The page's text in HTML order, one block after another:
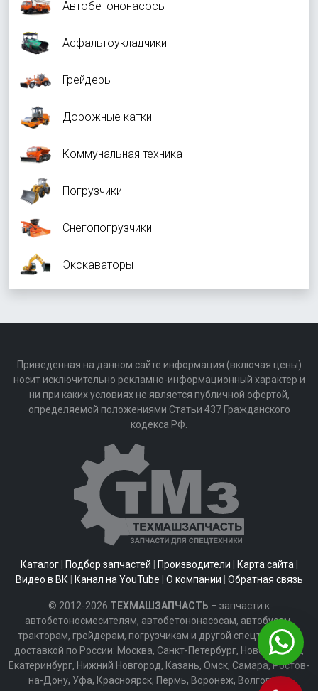
Автобетононасосы
Асфальтоукладчики
Грейдеры
Дорожные катки
Коммунальная техника
Погрузчики
Снегопогрузчики
Экскаваторы
Приведенная на данном сайте информация (включая цены)
носит исключительно рекламно-информационный характер и
ни при каких условиях не является публичной офертой,
определяемой положениями Статьи 437 Гражданского
кодекса РФ.
Каталог| Подбор запчастей Производители Карта сайта|
Видео в ВК| Канал на YouTube О компании Обратная связь
© 2012-2026 ТЕХМАШЗАПЧАСТЬ – запчасти к
автобетоносмесителям, автобетононасосам, автобусам,
тракторам, грейдерам, погрузчикам и другой спецтехнике с
доставкой по России: Москва, Санкт-Петербург, Новосибирск,
Екатеринбург, Нижний Новгород, Казань, Омск, Самара, Ростов-
на-Дону, Уфа, Красноярск, Пермь, Воронеж, Волгоград,